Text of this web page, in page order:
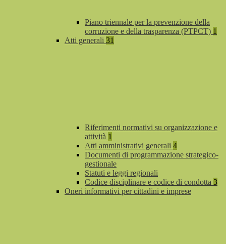
Piano triennale per la prevenzione della
corruzione e della trasparenza (PTPCT) 1
Atti generali 31
Riferimenti normativi su organizzazione e
attività 1
Atti amministrativi generali 4
Documenti di programmazione strategico-
gestionale
Statuti e leggi regionali
Codice disciplinare e codice di condotta 3
Oneri informativi per cittadini e imprese